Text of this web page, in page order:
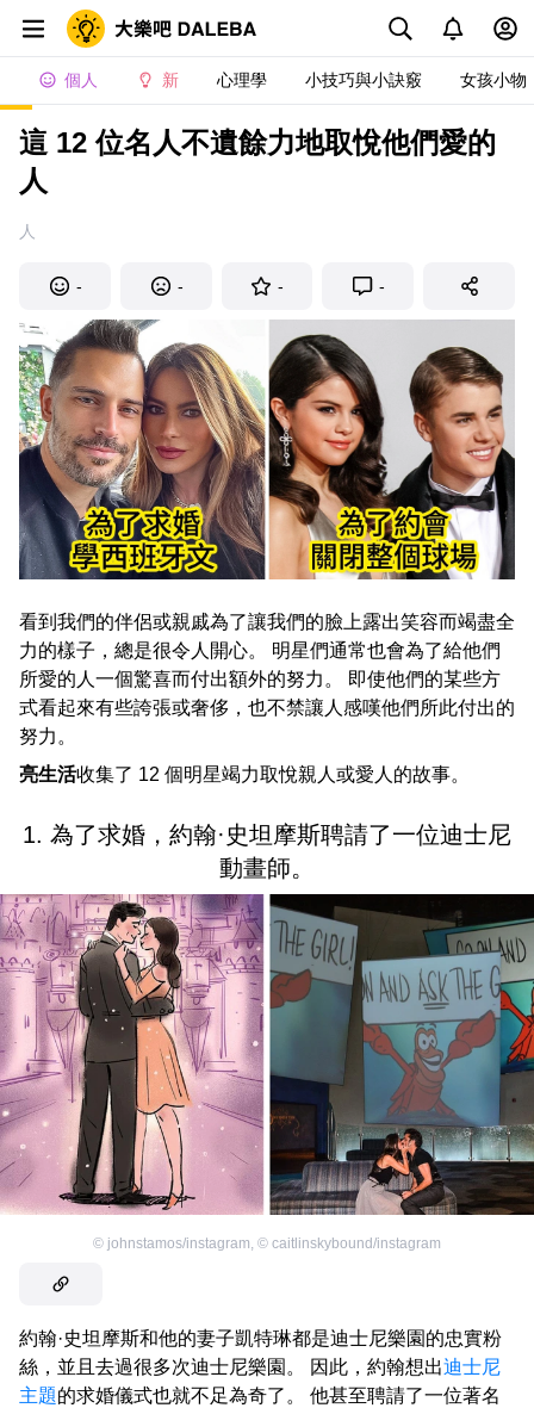
個人 新 心理學 小技巧與小訣竅 女孩小物
這 12 位名人不遺餘力地取悅他們愛的
人
人
- - - -
看到我們的伴侶或親戚為了讓我們的臉上露出笑容而竭盡全
力的樣子，總是很令人開心。 明星們通常也會為了給他們
所愛的人一個驚喜而付出額外的努力。 即使他們的某些方
式看起來有些誇張或奢侈，也不禁讓人感嘆他們所此付出的
努力。
亮生活收集了 12 個明星竭力取悅親人或愛人的故事。
1. 為了求婚，約翰·史坦摩斯聘請了一位迪士尼
動畫師。
© johnstamos/instagram, © caitlinskybound/instagram
約翰·史坦摩斯和他的妻子凱特琳都是迪士尼樂園的忠實粉
絲，並且去過很多次迪士尼樂園。 因此，約翰想出迪士尼
主題的求婚儀式也就不足為奇了。 他甚至聘請了一位著名